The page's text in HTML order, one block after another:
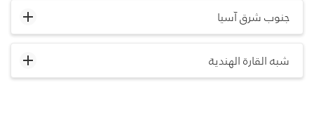
جنوب شرق آسيا
شبه القارة الهندية